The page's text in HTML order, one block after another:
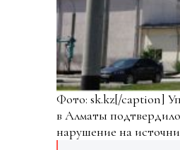
Фото: sk.kz[/caption]
в Алматы
нарушение на